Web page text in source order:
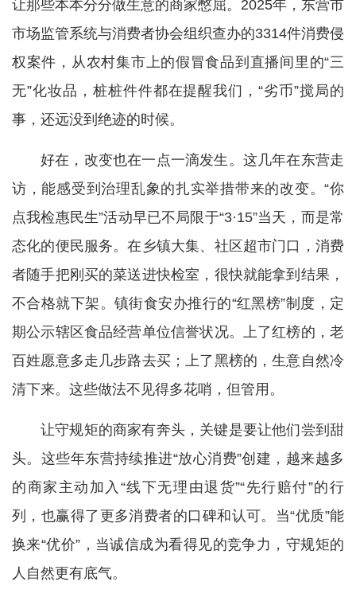
让那些本本分分做生意的商家憋屈。2025年，东营市
市场监管系统与消费者协会组织查办的3314件消费侵
权案件，从农村集市上的假冒食品到直播间里的“三
无”化妆品，桩桩件件都在提醒我们，“劣币”搅局的
事，还远没到绝迹的时候。
好在，改变也在一点一滴发生。这几年在东营走
访，能感受到治理乱象的扎实举措带来的改变。“你
点我检惠民生”活动早已不局限于“3·15”当天，而是常
态化的便民服务。在乡镇大集、社区超市门口，消费
者随手把刚买的菜送进快检室，很快就能拿到结果，
不合格就下架。镇街食安办推行的“红黑榜”制度，定
期公示辖区食品经营单位信誉状况。上了红榜的，老
百姓愿意多走几步路去买；上了黑榜的，生意自然冷
清下来。这些做法不见得多花哨，但管用。
让守规矩的商家有奔头，关键是要让他们尝到甜
头。这些年东营持续推进“放心消费”创建，越来越多
的商家主动加入“线下无理由退货”“先行赔付”的行
列，也赢得了更多消费者的口碑和认可。当“优质”能
换来“优价”，当诚信成为看得见的竞争力，守规矩的
人自然更有底气。